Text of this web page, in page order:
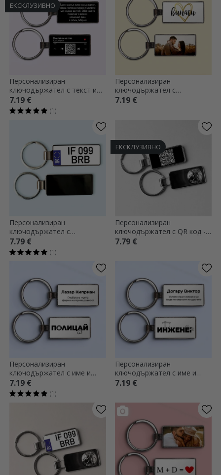
ЕКСКЛУЗИВНО
Персонализиран
ключодържател с текст и
QR код - Нашата песен
7.19 €
(1)
Персонализиран
ключодържател с
фотография - Always
7.19 €
Персонализиран
ключодържател с
регистрационен номер
7.79 €
(1)
ЕКСКЛУЗИВНО
Персонализиран
ключодържател с QR код -
модел футбол
7.79 €
Персонализиран
ключодържател с име и
текст - Полицай
7.19 €
(1)
Персонализиран
ключодържател с име и
текст - Инженер
7.19 €